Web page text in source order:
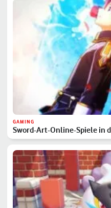
GAMING
Sword-Art-Online-Spiele in